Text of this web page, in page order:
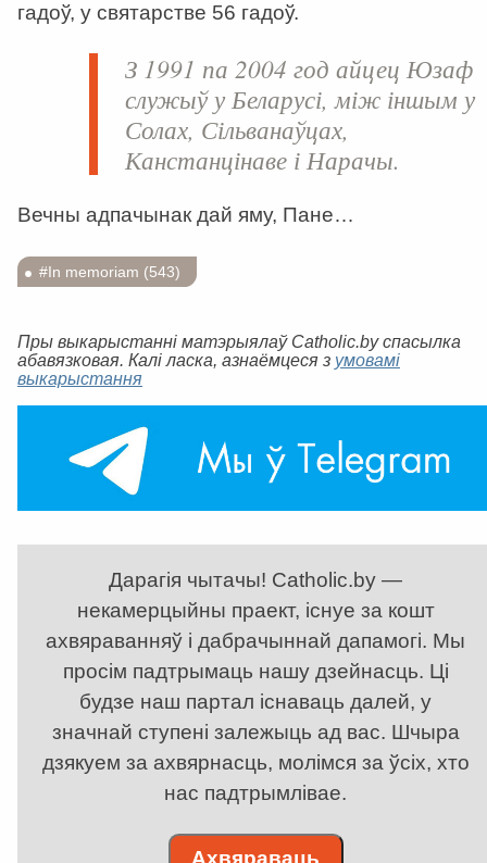
гадоў, у святарстве 56 гадоў.
З 1991 па 2004 год айцец Юзаф
служыў у Беларусі, між іншым у
Солах, Сільванаўцах,
Канстанцінаве і Нарачы.
Вечны адпачынак дай яму, Пане…
#In memoriam (543)
Пры выкарыстанні матэрыялаў Catholic.by спасылка
абавязковая. Калі ласка, азнаёмцеся з умовамі
выкарыстання
Дарагія чытачы! Catholic.by —
некамерцыйны праект, існуе за кошт
ахвяраванняў і дабрачыннай дапамогі. Мы
просім падтрымаць нашу дзейнасць. Ці
будзе наш партал існаваць далей, у
значнай ступені залежыць ад вас. Шчыра
дзякуем за ахвярнасць, молімся за ўсіх, хто
нас падтрымлівае.
Ахвяраваць